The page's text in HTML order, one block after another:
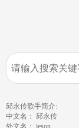
邱永传歌手简介:
中文名： 邱永传
外文名： jeson